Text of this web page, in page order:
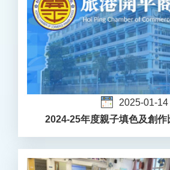
2025-01-14
2024-25年度親子填色及創作